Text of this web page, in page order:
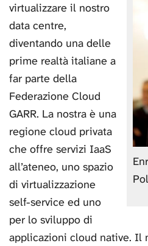
virtualizzare il nostro
data centre,
diventando una delle
prime realtà italiane a
far parte della
Federazione Cloud
GARR. La nostra è una
regione cloud privata
che offre servizi IaaS
all’ateneo, uno spazio
di virtualizzazione
self-service ed uno
per lo sviluppo di
applicazioni cloud native. Il